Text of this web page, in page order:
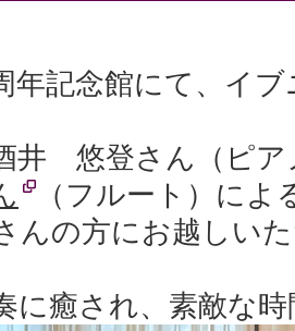
年記念館にて、イ
井 悠登さん（ピア
（フルート）に
んの方にお越しい
に癒され、素敵な